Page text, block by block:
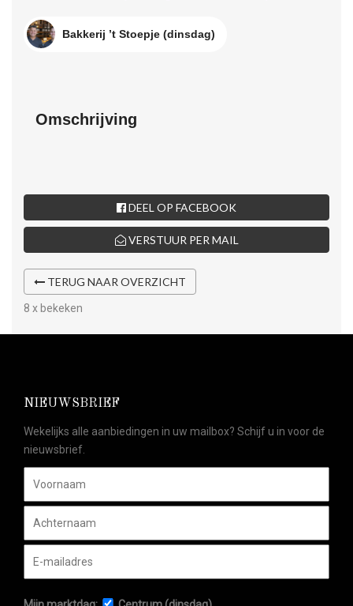
Bakkerij ’t Stoepje (dinsdag)
Omschrijving
DEEL OP FACEBOOK
VERSTUUR PER MAIL
TERUG NAAR OVERZICHT
8 x bekeken
NIEUWSBRIEF
Wekelijks alle aanbiedingen in uw mailbox? Schijf u in voor de
nieuwsbrief.